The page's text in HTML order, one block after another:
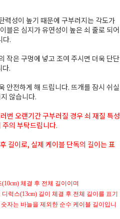
력성이 높기 때문에 구부러지는 각도가
블은 심지가 유연성이 높은 쇠 줄로 되어
다.
작은 구멍에 넣고 조여 주시면 더욱 단단
다.
안전하게 해 드립니다. 뜨개를 잠시 쉬실
않습니다.
번 오랜기간 구부러질 경우 쇠 재질 특성
의 부탁드립니다.
길이로, 실제 케이블 단독의 길이는 표
체결 후 전체 길이이며
럭스(13cm) 길이 체결 후 전체 길이를 표기
자는 바늘을 제외한 순수 케이블 길이입니